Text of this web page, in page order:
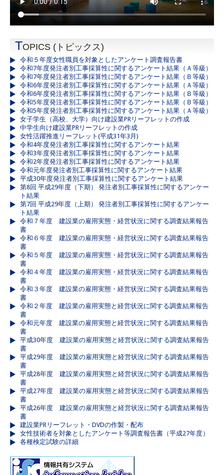
TOPICS (トピックス)
令和５年度女性職員を対象としたアンケート調査報告書
令和7年度発注者別工事採算性に関するアンケート結果（Ａ等級）
令和7年度発注者別工事採算性に関するアンケート結果（Ｂ等級）
令和6年度発注者別工事採算性に関するアンケート結果（Ａ等級）
令和6年度発注者別工事採算性に関するアンケート結果（Ｂ等級）
令和5年度発注者別工事採算性に関するアンケート結果（Ｂ等級）
令和5年度発注者別工事採算性に関するアンケート結果（Ａ等級）
女子学生（高校、大学）向け建設業PRリーフレットの作成
中学生向け建設業PRリーフレットの作成
女性活躍推進リーフレット(平成31年3月)
令和4年度発注者別工事採算性に関するアンケート結果
令和3年度発注者別工事採算性に関するアンケート結果
令和2年度発注者別工事採算性に関するアンケート結果
令和元年度発注者別工事採算性に関するアンケート結果
平成30年度発注者別工事採算性に関するアンケート結果
第8回 平成29年度（下期） 発注者別工事採算性に関するアンケー
ト結果
第7回 平成29年度（上期） 発注者別工事採算性に関するアンケー
ト結果
令和７年度 建設業の雇用実態・経営状況に関する調査結果報告
書
令和６年度 建設業の雇用実態・経営状況に関する調査結果報告
書
令和５年度 建設業の雇用実態・経営状況に関する調査結果報告
書
令和４年度 建設業の雇用実態・経営状況に関する調査結果報告
書
令和３年度 建設業の雇用実態・経営状況に関する調査結果報告
書
令和２年度 建設業の雇用実態と経営状況に関する調査結果報告
書
令和元年度 建設業の雇用実態と経営状況に関する調査結果報告
書
平成30年度 建設業の雇用実態と経営状況に関する調査結果報告
書
平成29年度 建設業の雇用実態と経営状況に関する調査結果報告
書
平成28年度 建設業の雇用実態と経営状況に関する調査結果報告
書
平成27年度 建設業の雇用実態と経営状況に関する調査結果報告
書
平成26年度 建設業の雇用実態と経営状況に関する調査結果報告
書
建設業PRリーフレット・DVDの作製・配布
女性技術者を対象としたアンケート等調査報告書（平成27年度）
各種検定試験の詳細